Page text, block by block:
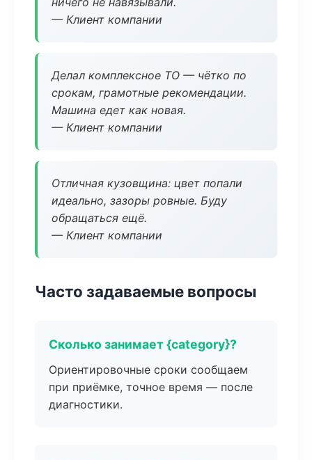
— Клиент компании
Делал комплексное ТО — чётко по
срокам, грамотные рекомендации.
Машина едет как новая.
— Клиент компании
Отличная кузовщина: цвет попали
идеально, зазоры ровные. Буду
обращаться ещё.
— Клиент компании
Часто задаваемые вопросы
Сколько занимает {category}?
Ориентировочные сроки сообщаем
при приёмке, точное время — после
диагностики.